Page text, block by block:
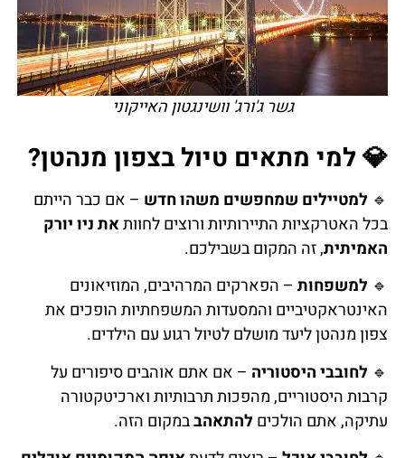
גשר ג'ורג' וושינגטון האייקוני
💎 למי מתאים טיול בצפון מנהטן?
🔹 למטיילים שמחפשים משהו חדש – אם כבר הייתם
בכל האטרקציות התיירותיות ורוצים לחוותאת ניו יורק
האמיתית, זה המקום בשבילכם.
🔹 למשפחות– הפארקים המרהיבים, המוזיאונים
האינטראקטיביים והמסעדות המשפחתיות הופכים את
צפון מנהטן ליעד מושלם לטיול רגוע עם הילדים.
🔹 לחובבי היסטוריה – אם אתם אוהבים סיפורים על
קרבות היסטוריים, מהפכות תרבותיות וארכיטקטורה
עתיקה, אתם הולכיםלהתאהבבמקום הזה.